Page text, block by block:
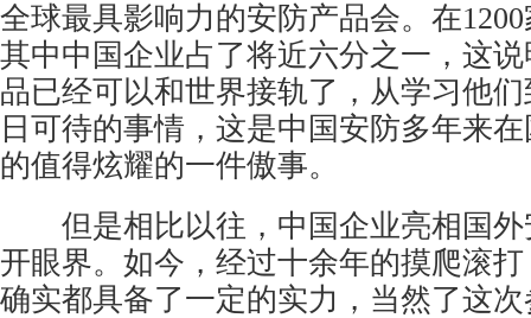
全球最具影响力的安防产品会。在
其中中国企业占了将近六分之一，这
品已经可以和世界接轨了，从学习他
日可待的事情，这是中国安防多年来
的值得炫耀的一件傲事。
但是相比以往，中国企业亮相国外
开眼界。如今，经过十余年的摸爬滚
确实都具备了一定的实力，当然了这